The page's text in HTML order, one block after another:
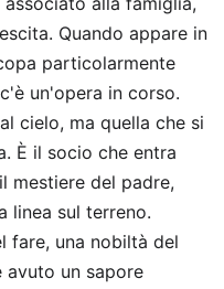
Quando appare in
particolarmente
un'opera in corso.
cielo, ma quella che si
È il socio che entra
mestiere del padre,
linea sul terreno.
fare, una nobiltà del
avuto un sapore